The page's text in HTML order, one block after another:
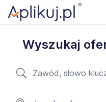
Wyszukaj